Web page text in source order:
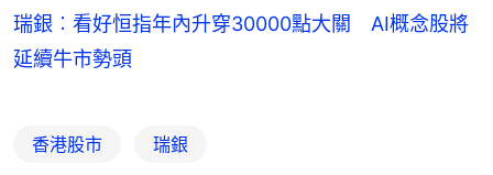
瑞銀︰看好恒指年內升穿30000點大關 AI概念股將
延續牛市勢頭
香港股市 瑞銀